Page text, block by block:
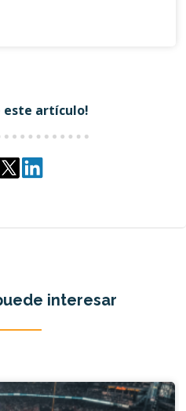
este artículo!
interesar